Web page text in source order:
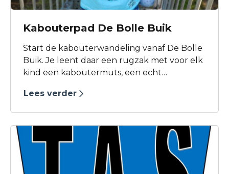
Kabouterpad De Bolle Buik
Start de kabouterwandeling vanaf De Bolle
Buik. Je leent daar een rugzak met voor elk
kind een kaboutermuts, een echt
limonade bij De Bolle Buik én gratis entree
naar de geluiden in het park, kijk naar de
watervogels en zoek naar brandhout voor
Lees verder